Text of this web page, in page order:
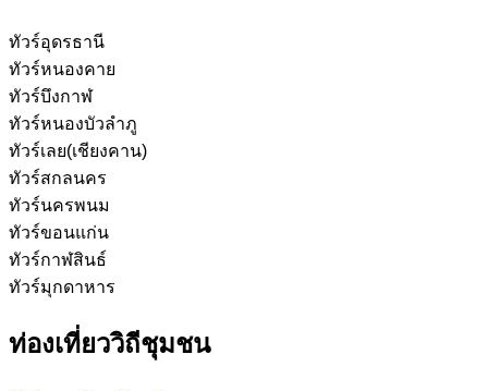
ทัวร์อุดรธานี
ทัวร์หนองคาย
ทัวร์บึงกาฬ
ทัวร์หนองบัวลำภู
ทัวร์เลย(เชียงคาน)
ทัวร์สกลนคร
ทัวร์นครพนม
ทัวร์ขอนแก่น
ทัวร์กาฬสินธ์
ทัวร์มุกดาหาร
ท่องเที่ยววิถีชุมชน